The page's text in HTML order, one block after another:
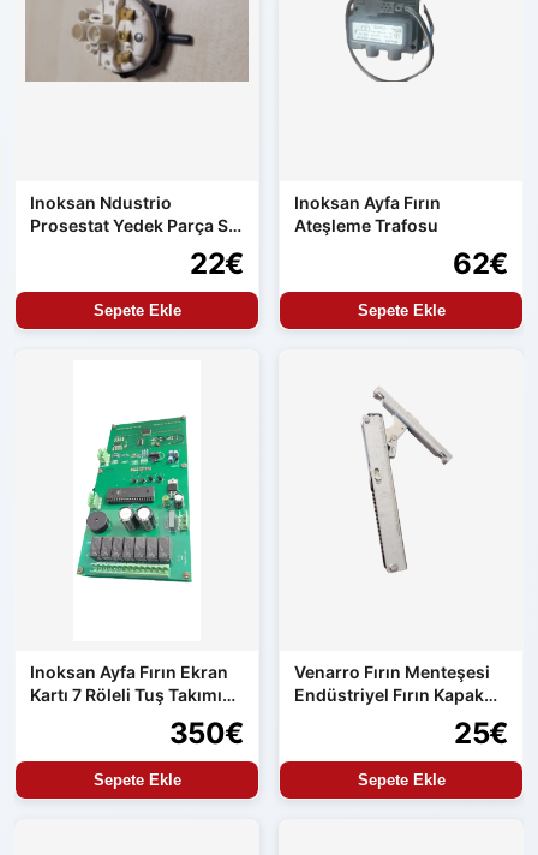
Inoksan Ndustrio
Prosestat Yedek Parça Su
22€
Sepete Ekle
Inoksan Ayfa Fırın
Ateşleme Trafosu
62€
Sepete Ekle
Inoksan Ayfa Fırın Ekran
Kartı 7 Röleli Tuş Takımı
ve Güç Kartı Entegre350€
Sepete Ekle
Venarro Fırın Menteşesi
Endüstriyel Fırın Kapak
Menteşesi Uyumlu Set25€
Sepete Ekle